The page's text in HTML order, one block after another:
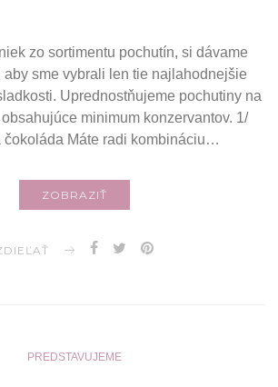
zo sortimentu pochutín, si dávame
aby sme vybrali len tie najlahodnejšie
Uprednostňujeme pochutiny na
minimum konzervantov. 1/
čokoláda Máte radi kombináciu…
ZOBRAZIŤ
PREDSTAVUJEME